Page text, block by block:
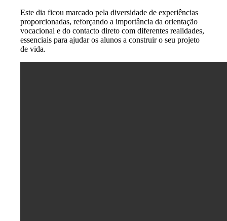
Este dia ficou marcado pela diversidade de experiências
proporcionadas, reforçando a importância da orientação
vocacional e do contacto direto com diferentes realidades,
essenciais para ajudar os alunos a construir o seu projeto
de vida.